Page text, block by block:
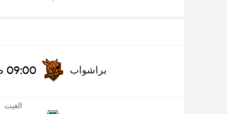
براشواب 09:00 ص
الغيت